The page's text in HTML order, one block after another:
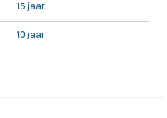
15 jaar
10 jaar